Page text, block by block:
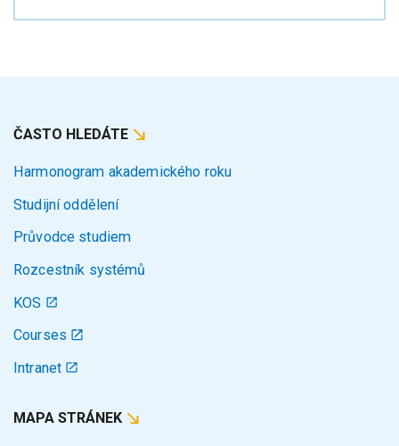
ČASTO HLEDÁTE
Harmonogram akademického roku
Studijní oddělení
Průvodce studiem
Rozcestník systémů
KOS
Courses
Intranet
MAPA STRÁNEK